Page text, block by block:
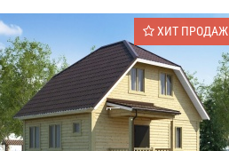
ХИТ ПРОДАЖ